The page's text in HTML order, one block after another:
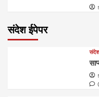
संदेश ईपेपर